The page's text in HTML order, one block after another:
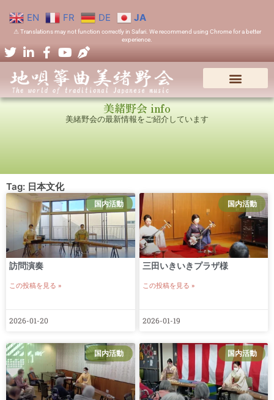
⚠ Translations may not function correctly in Safari. We recommend using Chrome for a better
experience.
美緒野会 info
美緒野会の最新情報をご紹介しています
Tag: 日本文化
国内活動
訪問演奏
この投稿を見る »
2026-01-20
国内活動
三田いきいきプラザ様
この投稿を見る »
2026-01-19
国内活動 国内活動
EN FR DE JA